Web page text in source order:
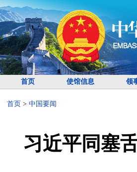
首页 使馆信息 领
首页 > 中国要闻
习近平同塞